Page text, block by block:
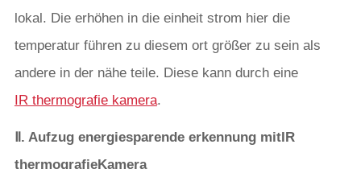
lokal. Die erhöhen in die einheit strom hier die
temperatur führen zu diesem ort größer zu sein als
andere in der nähe teile. Diese kann durch eine
IR thermografie kamera.
Ⅱ. Aufzug energiesparende erkennung mitIR
thermografieKamera